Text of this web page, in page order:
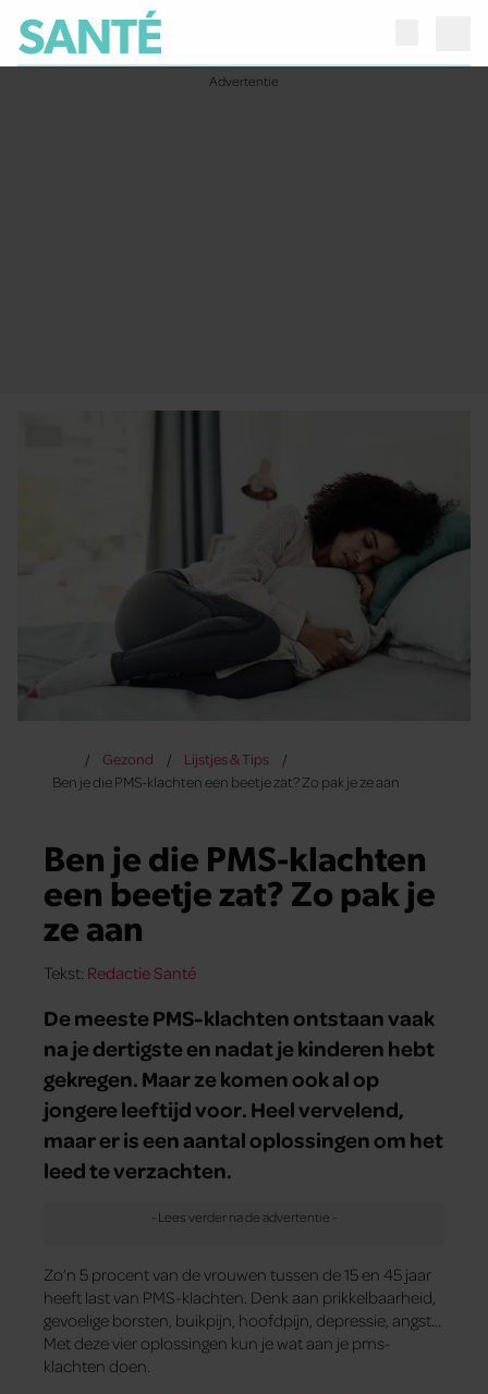
Gezond
Lijstjes & Tips
Ben je die PMS-klachten een beetje zat? Zo pak je ze aan
Ben je die PMS-klachten
een beetje zat? Zo pak je
ze aan
Tekst: Redactie Santé
De meeste PMS-klachten ontstaan vaak
na je dertigste en nadat je kinderen hebt
gekregen. Maar ze komen ook al op
jongere leeftijd voor. Heel vervelend,
maar er is een aantal oplossingen om het
leed te verzachten.
Zo’n 5 procent van de vrouwen tussen de 15 en 45 jaar
heeft last van PMS-klachten. Denk aan prikkelbaarheid,
gevoelige borsten, buikpijn, hoofdpijn, depressie, angst…
Met deze vier oplossingen kun je wat aan je pms-
klachten doen.